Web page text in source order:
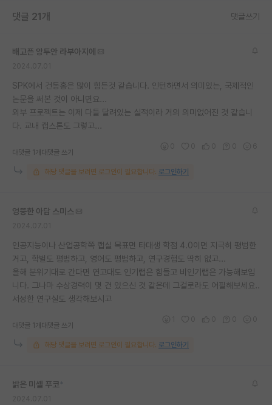
반도체 아카데미
재팬라운지 🌸
댓글 21개 댓글쓰기
배고픈 앙투안 라부아지에
SPK에서 건동홍은 많이 힘든것 같습니다. 인턴하면서 의미있는, 국제적인
논문을 써본 것이 아니면요...
외부 프로젝트는 이제 다들 달려있는 실적이라 거의 의미없어진 것 같습니
다. 교내 캡스톤도 그렇고...
대댓글 1개 대댓글 쓰기
해당 댓글을 보려면 로그인이 필요합니다. 로그인하기
엉뚱한 아담 스미스
인공지능이나 산업공학쪽 랩실 목표면 타대생 학점 4.0이면 지극히 평범한
거고, 학벌도 평범하고, 영어도 평범하고, 연구경험도 딱히 없고...
올해 분위기대로 간다면 연고대도 인기랩은 힘들고 비인기랩은 가능해보입
니다. 그나마 수상경력이 몇 건 있으신 것 같은데 그걸로라도 어필해보세요..
서성한 연구실도 생각해보시고
대댓글 1개 대댓글 쓰기
해당 댓글을 보려면 로그인이 필요합니다. 로그인하기
밝은 미셸 푸코